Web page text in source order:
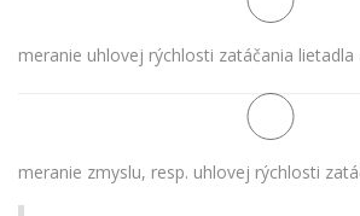
meranie uhlovej rýchlosti zatáčania
meranie zmyslu, resp. uhlovej rýchlosti